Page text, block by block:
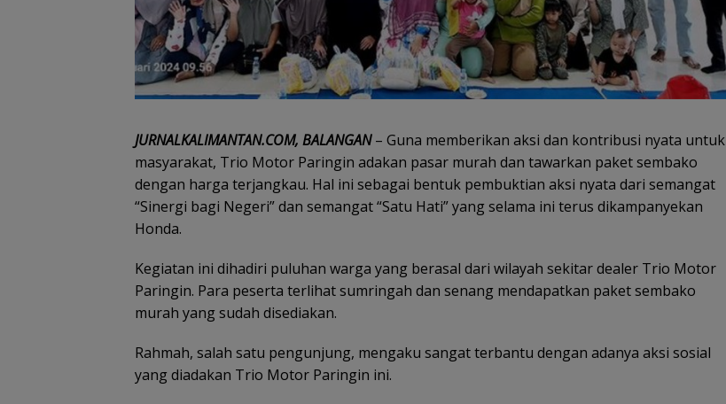
JURNALKALIMANTAN.COM, BALANGAN– Guna memberikan aksi dan kontribusi nyata untuk
masyarakat, Trio Motor Paringin adakan pasar murah dan tawarkan paket sembako
dengan harga terjangkau. Hal ini sebagai bentuk pembuktian aksi nyata dari semangat
“Sinergi bagi Negeri” dan semangat “Satu Hati” yang selama ini terus dikampanyekan
Honda.
Kegiatan ini dihadiri puluhan warga yang berasal dari wilayah sekitar dealer Trio Motor
Paringin. Para peserta terlihat sumringah dan senang mendapatkan paket sembako
murah yang sudah disediakan.
Rahmah, salah satu pengunjung, mengaku sangat terbantu dengan adanya aksi sosial
yang diadakan Trio Motor Paringin ini.